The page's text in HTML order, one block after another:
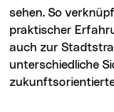
sehen. So
praktischer
auch zur
unterschiedliche